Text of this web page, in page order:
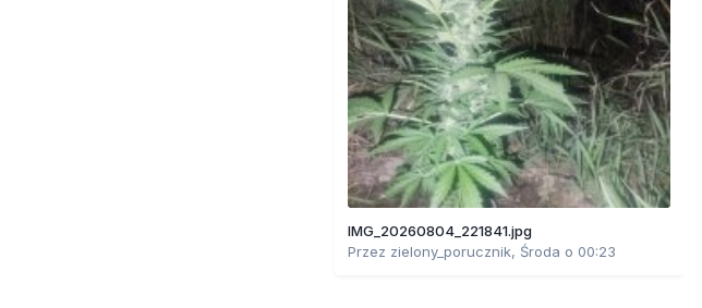
IMG_20260804_221841.jpg
Przez zielony_porucznik, Środa o 00:23